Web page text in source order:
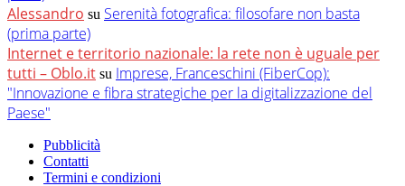
Alessandro su Serenità fotografica: filosofare non basta
(prima parte)
Internet e territorio nazionale: la rete non è uguale per
tutti – Oblo.it su Imprese, Franceschini (FiberCop):
"Innovazione e fibra strategiche per la digitalizzazione del
Paese"
Pubblicità
Contatti
Termini e condizioni